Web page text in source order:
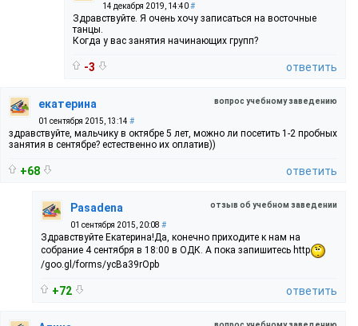
14 декабря 2019, 14:40#
Здравствуйте. Я очень хочу записаться на восточные
танцы.
Когда у вас занятия начинающих групп?
-3 ответить
вопрос учебному заведению
екатерина
01 сентября 2015, 13:14 #
здравствуйте, мальчику в октябре 5 лет, можно ли посетить 1-2 пробных
занятия в сентябре? естественно их оплатив))
+68 ответить
отзыв об учебном заведении
Pasadena
01 сентября 2015, 20:08 #
Здравствуйте Екатерина!Да, конечно приходите к нам на
собрание 4 сентября в 18:00 в ОДК. А пока запишитесь http
/goo.gl/forms/ycBa39rOpb
+72 ответить